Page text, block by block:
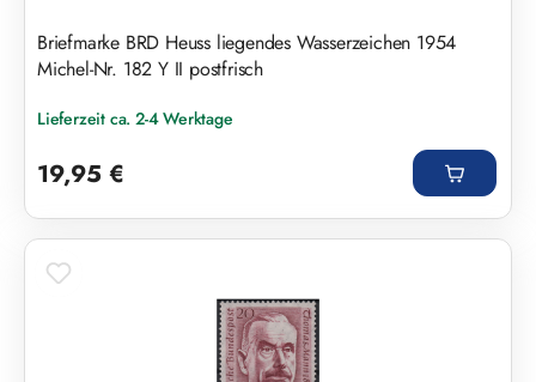
Briefmarke BRD Heuss liegendes Wasserzeichen 1954
Michel-Nr. 182 Y II postfrisch
Lieferzeit ca. 2-4 Werktage
19,95 €